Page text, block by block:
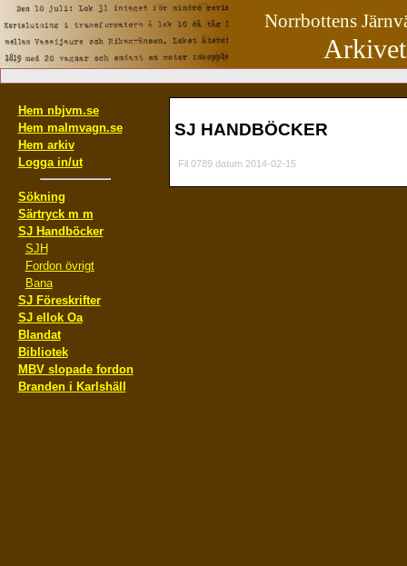
Norrbottens
Hem nbjvm.se
Hem malmvagn.se
Hem arkiv
Logga in/ut
Sökning
Särtryck m m
SJ Handböcker
SJH
Fordon övrigt
Bana
SJ Föreskrifter
SJ ellok Oa
Blandat
Bibliotek
MBV slopade fordon
Branden i Karlshäll
SJ HANDBÖCKER
Fil 0789 datum 2014-02-15